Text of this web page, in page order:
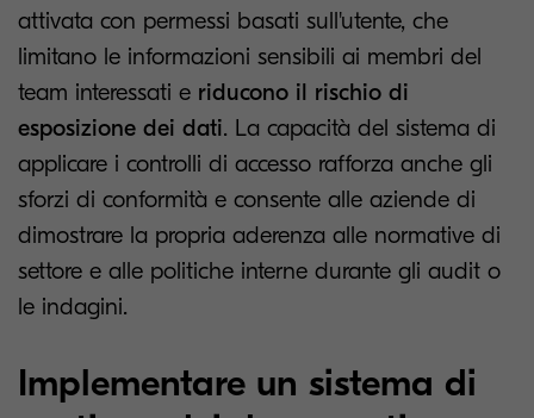
attivata con permessi basati sull'utente, che
limitano le informazioni sensibili ai membri del
team interessati e riducono il rischio di
esposizione dei dati. La capacità del sistema di
applicare i controlli di accesso rafforza anche gli
sforzi di conformità e consente alle aziende di
dimostrare la propria aderenza alle normative di
settore e alle politiche interne durante gli audit o
le indagini.
Implementare un sistema di